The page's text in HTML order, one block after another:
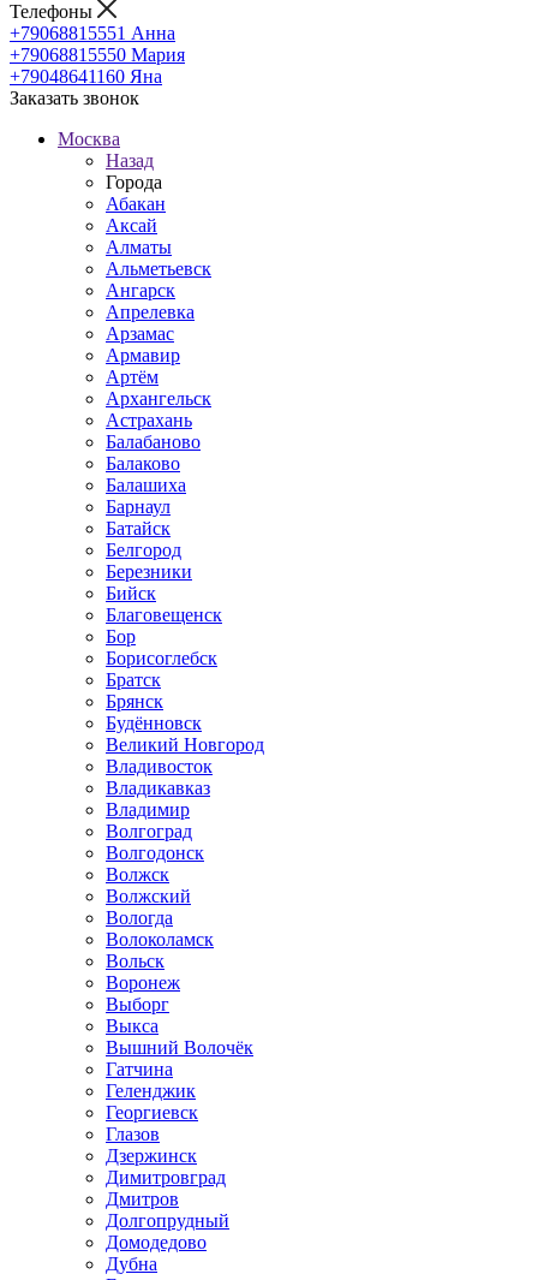
Телефоны
+79068815551 Анна
+79068815550 Мария
+79048641160 Яна
Заказать звонок
Москва
Назад
Города
Абакан
Аксай
Алматы
Альметьевск
Ангарск
Апрелевка
Арзамас
Армавир
Артём
Архангельск
Астрахань
Балабаново
Балаково
Балашиха
Барнаул
Батайск
Белгород
Березники
Бийск
Благовещенск
Бор
Борисоглебск
Братск
Брянск
Будённовск
Великий Новгород
Владивосток
Владикавказ
Владимир
Волгоград
Волгодонск
Волжск
Волжский
Вологда
Волоколамск
Вольск
Воронеж
Выборг
Выкса
Вышний Волочёк
Гатчина
Геленджик
Георгиевск
Глазов
Дзержинск
Димитровград
Дмитров
Долгопрудный
Домодедово
Дубна